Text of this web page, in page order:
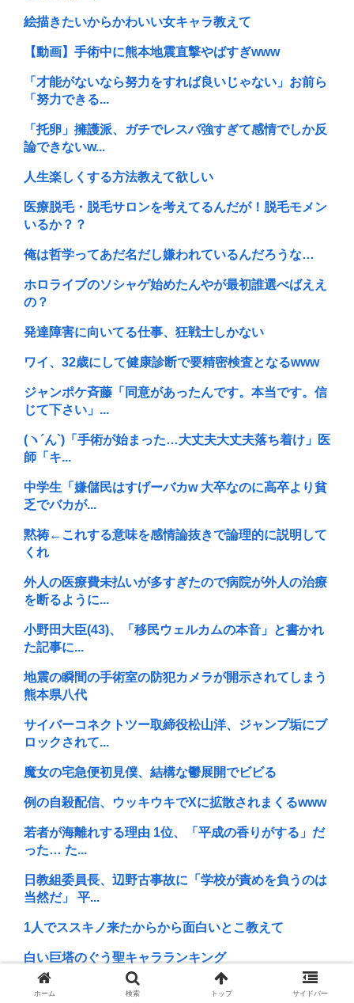
絵描きたいからかわいい女キャラ教えて
【動画】手術中に熊本地震直撃やばすぎwww
「才能がないなら努力をすれば良いじゃない」お前ら
「努力できる...
「托卵」擁護派、ガチでレスバ強すぎて感情でしか反
論できないw...
人生楽しくする方法教えて欲しい
医療脱毛・脱毛サロンを考えてるんだが！脱毛モメン
いるか？？
俺は哲学ってあだ名だし嫌われているんだろうな…
ホロライブのソシャゲ始めたんやが最初誰選べばええ
の？
発達障害に向いてる仕事、狂戦士しかない
ワイ、32歳にして健康診断で要精密検査となるwww
ジャンポケ斉藤「同意があったんです。本当です。信
じて下さい」...
(ヽ´ん`)「手術が始まった…大丈夫大丈夫落ち着け」医
師「キ...
中学生「嫌儲民はすげーバカw 大卒なのに高卒より貧
乏でバカが...
黙祷←これする意味を感情論抜きで論理的に説明して
くれ
外人の医療費未払いが多すぎたので病院が外人の治療
を断るように...
小野田大臣(43)、「移民ウェルカムの本音」と書かれ
た記事に...
地震の瞬間の手術室の防犯カメラが開示されてしまう
熊本県八代
サイバーコネクトツー取締役松山洋、ジャンプ垢にブ
ロックされて...
魔女の宅急便初見僕、結構な鬱展開でビビる
例の自殺配信、ウッキウキでXに拡散されまくるwww
若者が海離れする理由 1位、「平成の香りがする」だ
った… た...
日教組委員長、辺野古事故に「学校が責めを負うのは
当然だ」 平...
1人でススキノ来たからから面白いとこ教えて
白い巨塔のぐう聖キャラランキング
ワイが死にたい100の理由
ホーム 検索 トップ サイドバー